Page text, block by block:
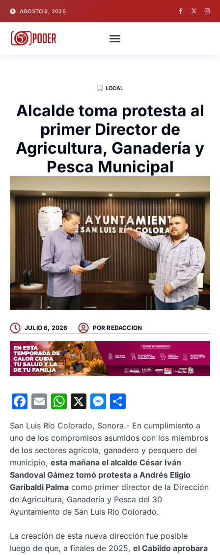
AGOSTO 9, 2026
LOCAL
Alcalde toma protesta al
primer Director de
Agricultura, Ganadería y
Pesca Municipal
JULIO 6, 2026 POR REDACCION
Facebook
EmailWhatsApp
X Messenger
San Luis Río Colorado, Sonora.- En cumplimiento a
uno de los compromisos asumidos con los miembros
de los sectores agrícola, ganadero y pesquero del
municipio, esta mañana el alcalde César Iván
Sandoval Gámez tomó protesta a Andrés Eligio
Garibaldi Palma como primer director de la Dirección
de Agricultura, Ganadería y Pesca del 30
Ayuntamiento de San Luis Río Colorado.
La creación de esta nueva dirección fue posible
luego de que, a finales de 2025, el Cabildo aprobara